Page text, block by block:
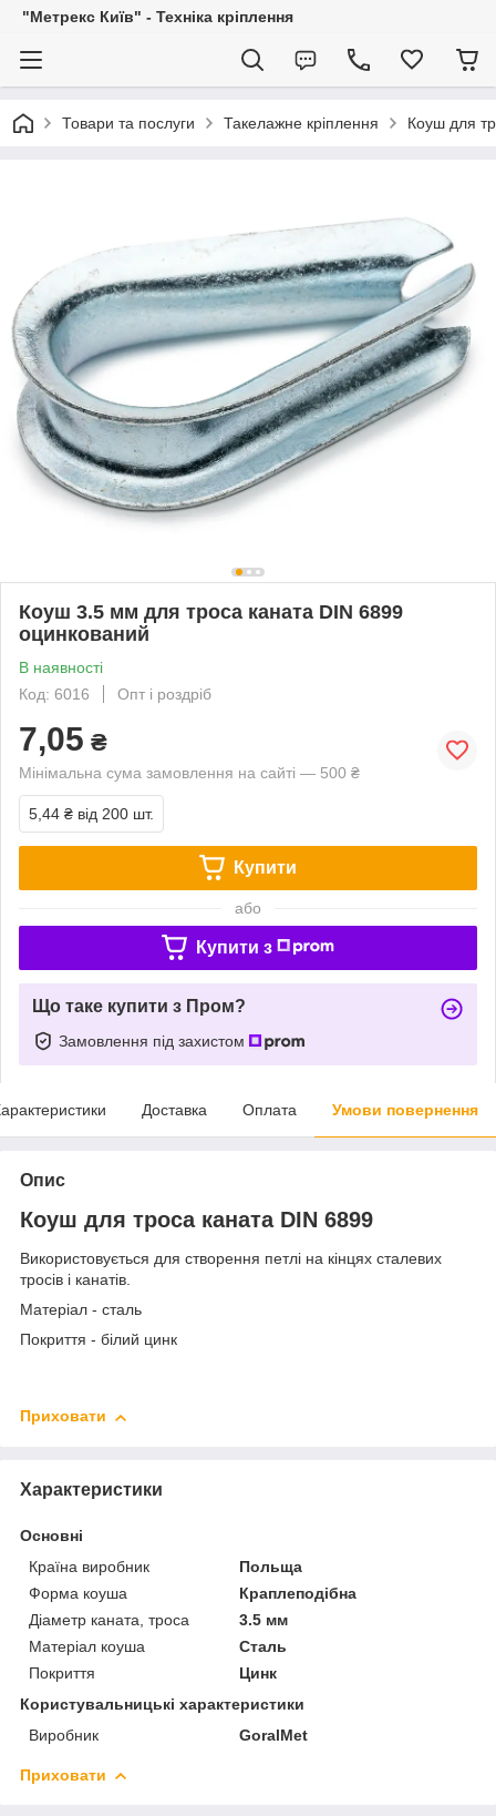
"Метрекс Київ" - Техніка кріплення
Товари та послуги Такелажне кріплення Коуш для
Коуш 3.5 мм для троса каната DIN 6899
оцинкований
В наявності
Код: 6016
Опт і роздріб
7,05 ₴
Мінімальна сума замовлення на сайті — 500 ₴
5,44 ₴ від 200 шт.
Купити
або
Купити з
Що таке купити з Пром?
Замовлення під захистом
Доставка Оплата Умови повернення
Опис
Коуш для троса каната DIN 6899
Використовується для створення петлі на кінцях сталевих
тросів і канатів.
Матеріал - сталь
Покриття - білий цинк
Приховати
Характеристики
Основні
Країна виробник
Польща
Форма коуша
Краплеподібна
Діаметр каната, троса
3.5 мм
Матеріал коуша
Сталь
Покриття
Цинк
Користувальницькі характеристики
Виробник
GoralMet
Приховати